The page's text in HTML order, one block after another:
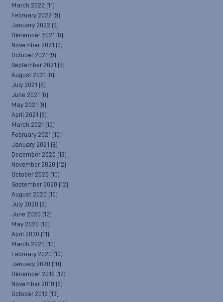
March 2022 (11)
February 2022 (9)
January 2022 (9)
December 2021 (8)
November 2021 (9)
October 2021 (9)
September 2021 (9)
August 2021 (8)
July 2021 (6)
June 2021 (8)
May 2021 (9)
April 2021 (9)
March 2021 (10)
February 2021 (10)
January 2021 (8)
December 2020 (13)
November 2020 (12)
October 2020 (10)
September 2020 (12)
August 2020 (10)
July 2020 (9)
June 2020 (12)
May 2020 (10)
April 2020 (11)
March 2020 (10)
February 2020 (10)
January 2020 (10)
December 2019 (12)
November 2019 (9)
October 2019 (13)